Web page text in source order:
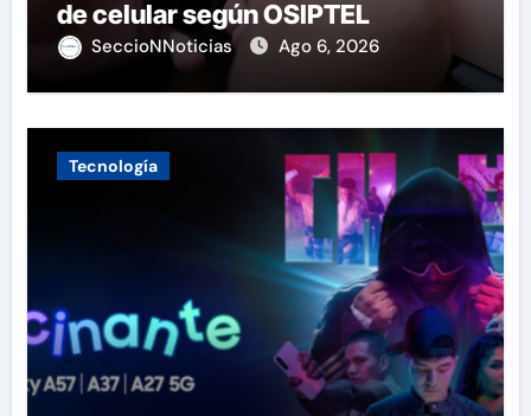
de celular según OSIPTEL
SeccioNNoticias Ago 6, 2026
Tecnología